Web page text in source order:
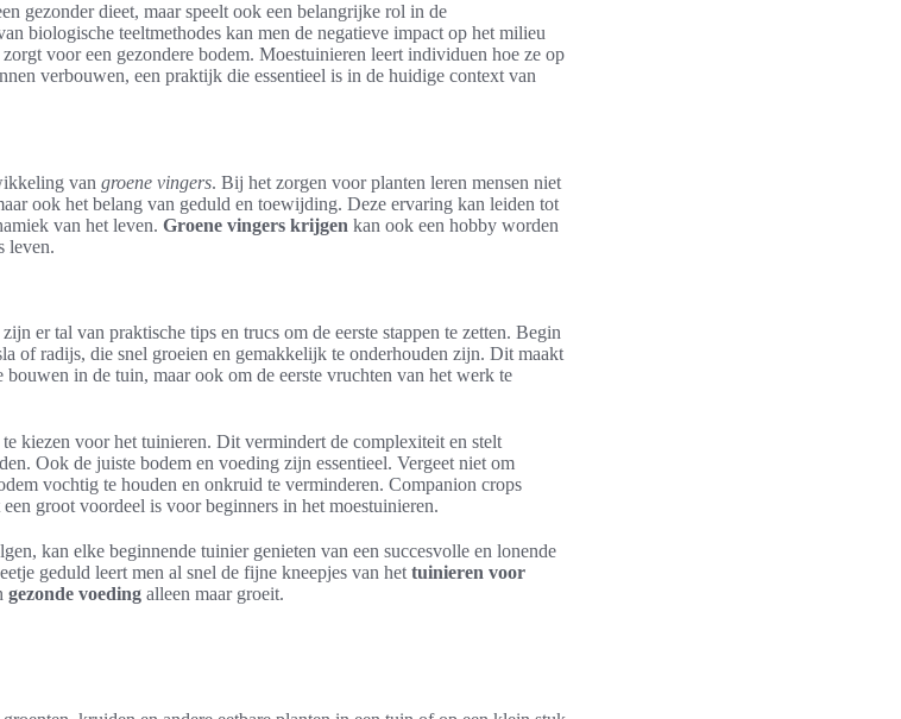
gezonder dieet, maar speelt ook een belangrijke rol in de
biologische teeltmethodes kan men de negatieve impact op het milieu
voor een gezondere bodem. Moestuinieren leert individuen hoe ze op
verbouwen, een praktijk die essentieel is in de huidige context van
van groene vingers. Bij het zorgen voor planten leren mensen niet
ook het belang van geduld en toewijding. Deze ervaring kan leiden tot
van het leven. Groene vingers krijgen kan ook een hobby worden
leven.
er tal van praktische tips en trucs om de eerste stappen te zetten. Begin
of radijs, die snel groeien en gemakkelijk te onderhouden zijn. Dit maakt
in de tuin, maar ook om de eerste vruchten van het werk te
kiezen voor het tuinieren. Dit vermindert de complexiteit en stelt
Ook de juiste bodem en voeding zijn essentieel. Vergeet niet om
vochtig te houden en onkruid te verminderen. Companion crops
groot voordeel is voor beginners in het moestuinieren.
kan elke beginnende tuinier genieten van een succesvolle en lonende
geduld leert men al snel de fijne kneepjes van het tuinieren voor
gezonde voeding alleen maar groeit.